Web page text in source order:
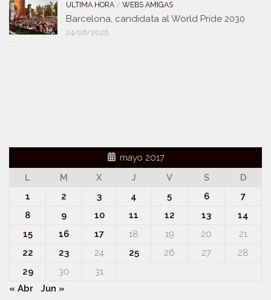
ULTIMA HORA / WEBS AMIGAS
Barcelona, candidata al World Pride 2030
24/06/2026
mayo 2017
L
M X J V S
D
1
2 3 4 5 6
7
8
9 10 11 12 13
14
15
16 17 18 19 20
21
22
23 24 25 26 27
28
29
30
31
« Abr
Jun »